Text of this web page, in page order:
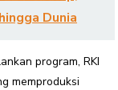
Dunia
program, RKI
memproduksi